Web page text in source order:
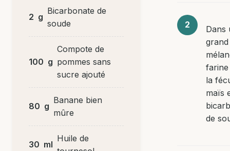
2 g
Bicarbonate de
soude
100 g
Compote de
pommes sans
sucre ajouté
80 g
Banane bien
mûre
30 ml
Huile de
Dans
la
maïs
de